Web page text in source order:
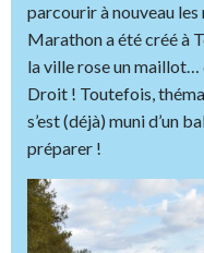
parcourir à nouveau les
Marathon a été créé à
la ville rose un maillot…
Droit ! Toutefois,
s’est (déjà) muni d’un
préparer !